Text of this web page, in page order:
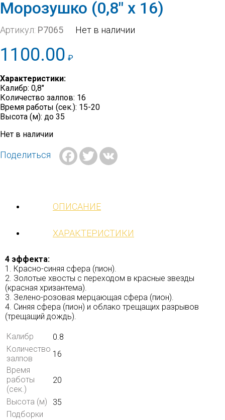
Морозушко (0,8″ х 16)
Артикул: Р7065 Нет в наличии
1100.00 ₽
Характеристики:
Калибр: 0,8″
Количество залпов: 16
Время работы (сек.): 15-20
Высота (м): до 35
Нет в наличии
Поделиться Facebook
Twitter
ОПИСАНИЕ
ХАРАКТЕРИСТИКИ
4 эффекта:
1. Красно-синяя сфера (пион).
2. Золотые хвосты с переходом в красные звезды
(красная хризантема).
3. Зелено-розовая мерцающая сфера (пион).
4. Синяя сфера (пион) и облако трещащих разрывов
(трещащий дождь).
Калибр
0.8
Количество
залпов
16
Время
работы
(сек.)
20
Высота (м)
35
Подборки